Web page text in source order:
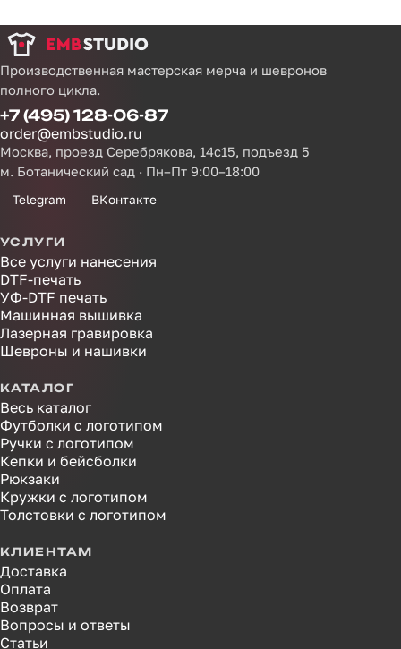
Производственная мастерская мерча и шевронов
полного цикла.
+7 (495) 128-06-87
order@embstudio.ru
Москва, проезд Серебрякова, 14с15, подъезд 5
м. Ботанический сад · Пн–Пт 9:00–18:00
Telegram ВКонтакте
УСЛУГИ
Все услуги нанесения
DTF-печать
УФ-DTF печать
Машинная вышивка
Лазерная гравировка
Шевроны и нашивки
КАТАЛОГ
Весь каталог
Футболки с логотипом
Ручки с логотипом
Кепки и бейсболки
Рюкзаки
Кружки с логотипом
Толстовки с логотипом
КЛИЕНТАМ
Доставка
Оплата
Возврат
Вопросы и ответы
Статьи